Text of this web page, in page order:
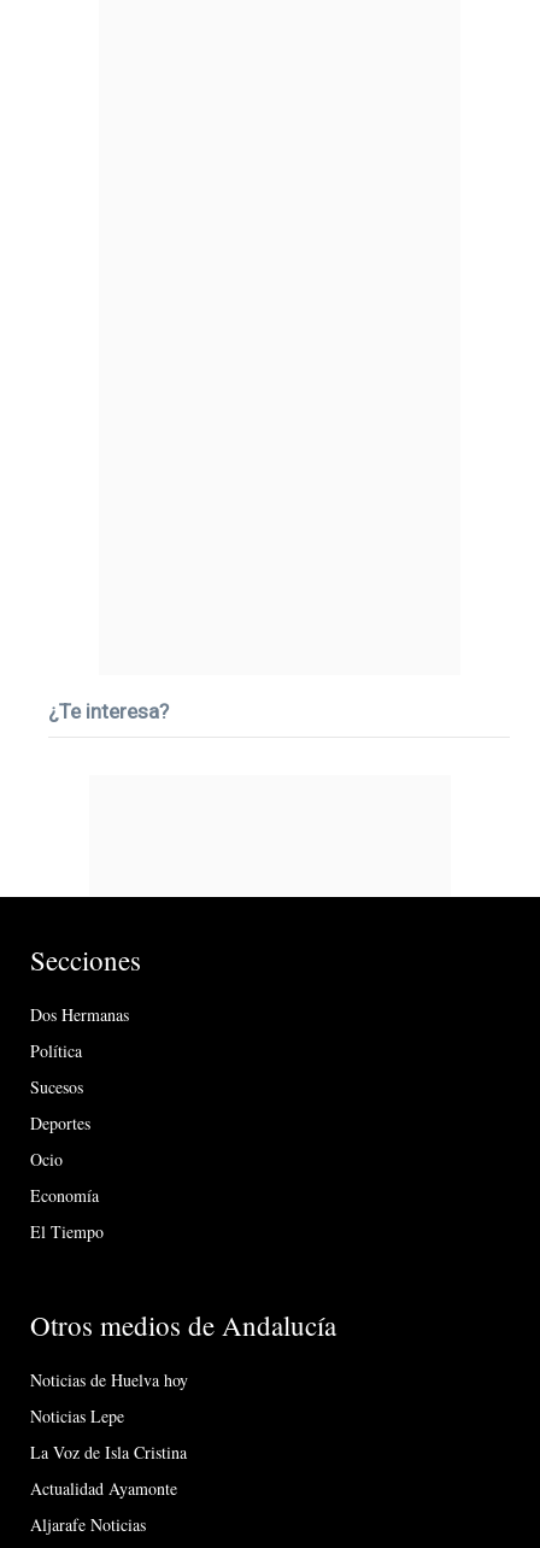
¿Te interesa?
Secciones
Dos Hermanas
Política
Sucesos
Deportes
Ocio
Economía
El Tiempo
Otros medios de Andalucía
Noticias de Huelva hoy
Noticias Lepe
La Voz de Isla Cristina
Actualidad Ayamonte
Aljarafe Noticias